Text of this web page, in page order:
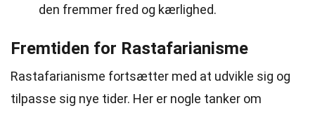
den fremmer fred og kærlighed.
Fremtiden for Rastafarianisme
Rastafarianisme fortsætter med at udvikle sig og
tilpasse sig nye tider. Her er nogle tanker om